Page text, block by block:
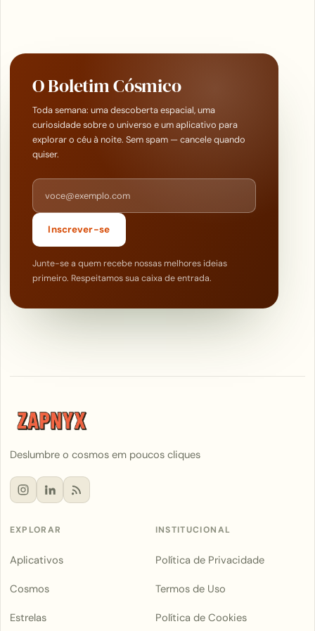
O Boletim Cósmico
Toda semana: uma descoberta espacial, uma
curiosidade sobre o universo e um aplicativo para
explorar o céu à noite. Sem spam — cancele quando
quiser.
Endereço de e-mail
Inscrever-se
Junte-se a quem recebe nossas melhores ideias
primeiro. Respeitamos sua caixa de entrada.
Deslumbre o cosmos em poucos cliques
EXPLORAR
Aplicativos
Cosmos
Estrelas
INSTITUCIONAL
Política de Privacidade
Termos de Uso
Política de Cookies